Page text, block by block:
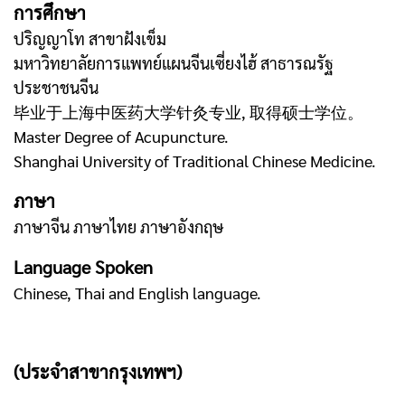
การศึกษา
ปริญญาโท สาขาฝังเข็ม
มหาวิทยาลัยการแพทย์แผนจีนเซี่ยงไฮ้ สาธารณรัฐ
ประชาชนจีน
毕业于上海中医药大学针灸专业, 取得硕士学位。
Master Degree of Acupuncture.
Shanghai University of Traditional Chinese Medicine.
ภาษา
ภาษาจีน ภาษาไทย ภาษาอังกฤษ
Language Spoken
Chinese, Thai and English language.
(ประจำสาขากรุงเทพฯ)